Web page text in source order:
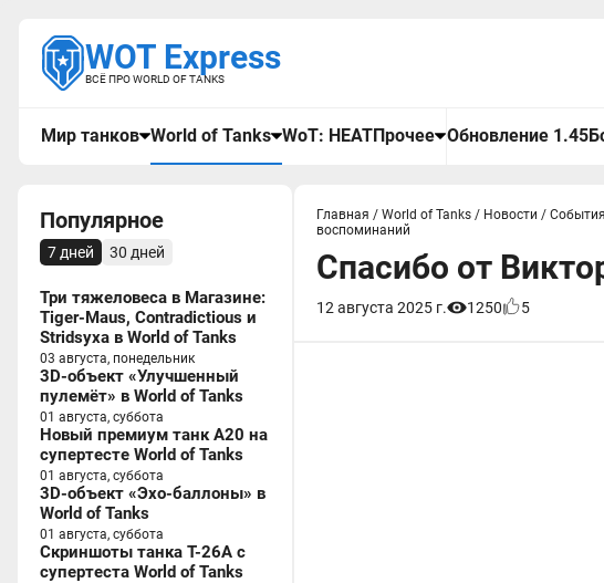
WOT Express
ВСЁ ПРО WORLD OF TANKS
Мир танков World of Tanks WoT: HEATПрочее Обновление 1.45
Популярное
7 дней 30 дней
Три тяжеловеса в Магазине:
Tiger-Maus, Contradictious и
Stridsyxa в World of Tanks
03 августа, понедельник
3D-объект «Улучшенный
пулемёт» в World of Tanks
01 августа, суббота
Новый премиум танк A20 на
супертесте World of Tanks
01 августа, суббота
3D-объект «Эхо-баллоны» в
World of Tanks
01 августа, суббота
Скриншоты танка T-26A с
супертеста World of Tanks
Главная / World of Tanks / Новости / События
воспоминаний
Спасибо от
12 августа 2025 г. 1250 5